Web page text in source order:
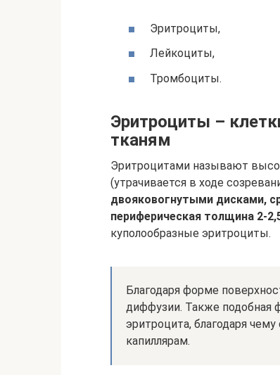
Эритроциты,
Лейкоциты,
Тромбоциты.
Эритроциты –
тканям
Эритроцитами называют
(утрачивается в ходе
двояковогнутыми дисками,
периферическая толщина 2-
куполообразные эритроциты.
Благодаря форме
диффузии. Также подобная
эритроцита, благодаря
капиллярам.